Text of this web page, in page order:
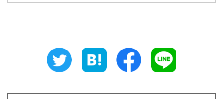
静岡県
640円 三重県
滋賀県 700円 京都府 700円